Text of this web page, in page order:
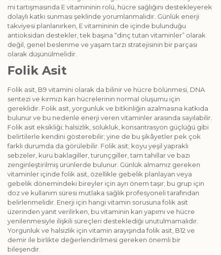
mi tartışmasında E vitamininin rolü, hücre sağlığını destekleyerek
dolaylı katkı sunması şeklinde yorumlanmalıdır. Günlük enerji
takviyesi planlanırken, E vitamininin de içinde bulunduğu
antioksidan destekler, tek başına “dinç tutan vitaminler” olarak
değil, genel beslenme ve yaşam tarzı stratejisinin bir parçası
olarak düşünülmelidir.
Folik Asit
Folik asit, B9 vitamini olarak da bilinir ve hücre bölünmesi, DNA
sentezi ve kırmızı kan hücrelerinin normal oluşumu için
gereklidir. Folik asit, yorgunluk ve bitkinliğin azalmasına katkıda
bulunur ve bu nedenle enerji veren vitaminler arasında sayılabilir.
Folik asit eksikliği; halsizlik, solukluk, konsantrasyon güçlüğü gibi
belirtilerle kendini gösterebilir; yine de bu şikâyetler pek çok
farklı durumda da görülebilir. Folik asit; koyu yeşil yapraklı
sebzeler, kuru baklagiller, turunçgiller, tam tahıllar ve bazı
zenginleştirilmiş ürünlerde bulunur. Günlük almamız gereken
vitaminler içinde folik asit, özellikle gebelik planlayan veya
gebelik dönemindeki bireyler için ayrı önem taşır; bu grup için
doz ve kullanım süresi mutlaka sağlık profesyoneli tarafından
belirlenmelidir. Enerji için hangi vitamin sorusuna folik asit
üzerinden yanıt verilirken, bu vitaminin kan yapımı ve hücre
yenilenmesiyle ilişkili süreçleri desteklediği unutulmamalıdır.
Yorgunluk ve halsizlik için vitamin arayışında folik asit, B12 ve
demir ile birlikte değerlendirilmesi gereken önemli bir
bileşendir.